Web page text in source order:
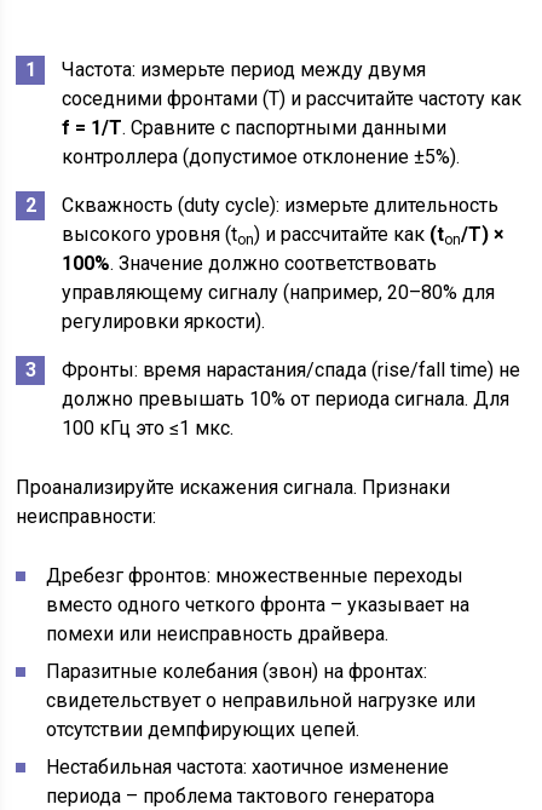
Частота: измерьте период между двумя
соседними фронтами (T) и рассчитайте частоту как
f = 1/T. Сравните с паспортными данными
контроллера (допустимое отклонение ±5%).
Скважность (duty cycle): измерьте длительность
высокого уровня (ton) и рассчитайте как (ton/T) ×
100%. Значение должно соответствовать
управляющему сигналу (например, 20–80% для
регулировки яркости).
Фронты: время нарастания/спада (rise/fall time) не
должно превышать 10% от периода сигнала. Для
100 кГц это ≤1 мкс.
Проанализируйте искажения сигнала. Признаки
неисправности:
Дребезг фронтов: множественные переходы
вместо одного четкого фронта – указывает на
помехи или неисправность драйвера.
Паразитные колебания (звон) на фронтах:
свидетельствует о неправильной нагрузке или
отсутствии демпфирующих цепей.
Нестабильная частота: хаотичное изменение
периода – проблема тактового генератора